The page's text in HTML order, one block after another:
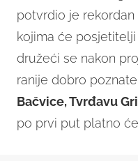
potvrdio je rekordan
kojima će
družeći se nakon
ranije dobro
Bačvice, Tvrđavu
po prvi put platno